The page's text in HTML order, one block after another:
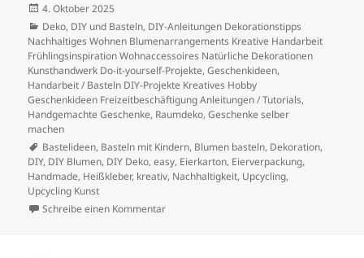
Veröffentlicht
am
4. Oktober 2025
Kategorien
Deko, DIY und Basteln, DIY-Anleitungen Dekorationstipps
Nachhaltiges Wohnen Blumenarrangements Kreative Handarbeit
Frühlingsinspiration Wohnaccessoires Natürliche Dekorationen
Kunsthandwerk Do-it-yourself-Projekte,Geschenkideen,
Handarbeit / Basteln DIY-Projekte Kreatives Hobby
Geschenkideen Freizeitbeschäftigung Anleitungen / Tutorials,
Handgemachte Geschenke, Raumdeko, Geschenke selber
machen
Schlagwörter
Bastelideen, Basteln mit Kindern, Blumen basteln, Dekoration,
DIY, DIY Blumen, DIY Deko,easy, Eierkarton, Eierverpackung,
Handmade, Heißkleber, kreativ, Nachhaltigkeit, Upcycling,
Upcycling Kunst
Schreibe einen Kommentarzu Einfaches DIY: Blumen aus Eierkartons